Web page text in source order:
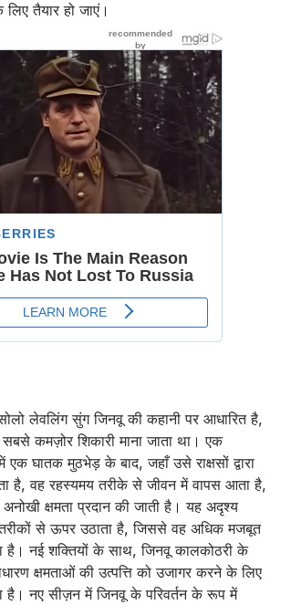
तैयार हो जाएं।
लेवलिंग सुंग जिनवू की कहानी पर आधारित है,
कमज़ोर शिकारी माना जाता था। एक
घातक मुठभेड़ के बाद, जहाँ उसे राक्षसों द्वारा
है, वह रहस्यमय तरीके से जीवन में वापस आता है,
क्षमता प्रदान की जाती है। यह अदृश्य
तरीकों से ऊपर उठाता है, जिससे वह अधिक मजबूत
है। नई शक्तियों के साथ, जिनवू कालकोठरी के
क्षमताओं की उत्पत्ति को उजागर करने के लिए
है। नए सीज़न में जिनवू के परिवर्तन के रूप में